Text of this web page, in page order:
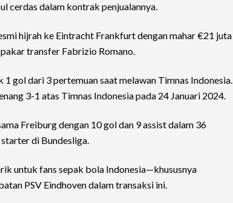
cerdas dalam kontrak penjualannya.
hijrah ke Eintracht Frankfurt dengan mahar €21 juta
transfer Fabrizio Romano.
gol dari 3 pertemuan saat melawan Timnas Indonesia.
3-1 atas Timnas Indonesia pada 24 Januari 2024.
Freiburg dengan 10 gol dan 9 assist dalam 36
di Bundesliga.
untuk fans sepak bola Indonesia—khususnya
PSV Eindhoven dalam transaksi ini.